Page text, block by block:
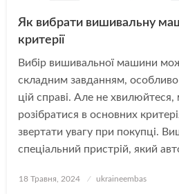
Як вибрати вишивальну
критерії
Вибір вишивальної машини
складним завданням,
цій справі. Але не
розібратися в основних
звертати увагу при покупці.
спеціальний пристрій, який
Опубліковано
18 Травня, 2024 ukraineembas